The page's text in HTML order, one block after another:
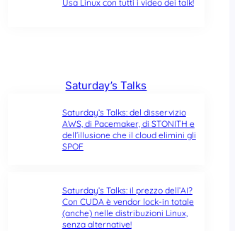
Usa Linux con tutti i video dei talk!
Saturday’s Talks
Saturday’s Talks: del disservizio
AWS, di Pacemaker, di STONITH e
dell’illusione che il cloud elimini gli
SPOF
Saturday’s Talks: il prezzo dell’AI?
Con CUDA è vendor lock-in totale
(anche) nelle distribuzioni Linux,
senza alternative!